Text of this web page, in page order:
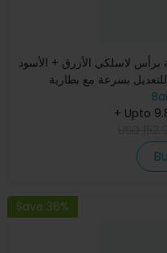
زاوية برأس لاسلكي الأزرق + الأسود
بسرعة مع بطارية
+ Upto
Save 36%